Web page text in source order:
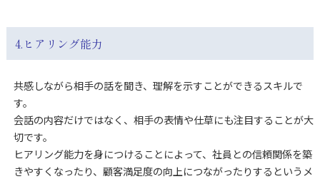
4.ヒアリング能力
共感しながら相手の話を聞き、理解を示すことができるスキルで
す。
会話の内容だけではなく、相手の表情や仕草にも注目することが大
切です。
ヒアリング能力を身につけることによって、社員との信頼関係を築
きやすくなったり、顧客満足度の向上につながったりするというメ